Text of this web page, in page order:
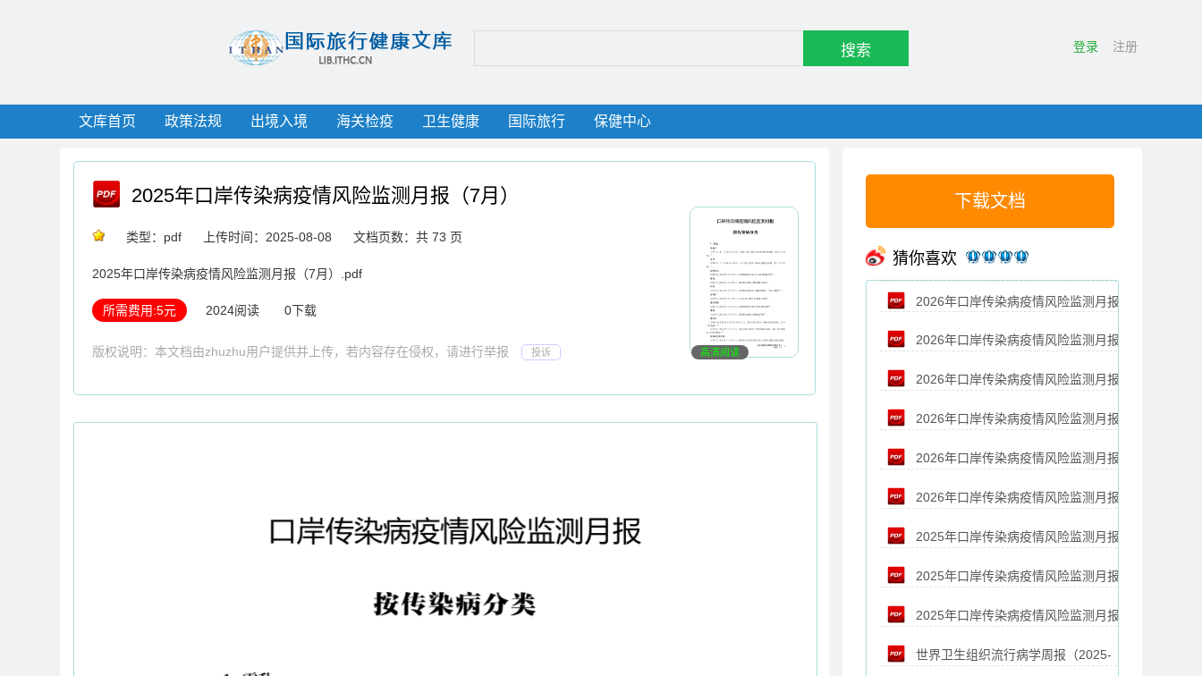
搜索 登录 注册
文库首页 政策法规 出境入境 海关检疫 卫生健康 国际旅行 保健中心
2025年口岸传染病疫情风险监测月报（7月）
类型：pdf 上传时间：2025-08-08 文档页数：共 73 页
2025年口岸传染病疫情风险监测月报（7月）.pdf
所需费用:5元 2024阅读 0下载
版权说明：本文档由zhuzhu用户提供并上传，若内容存在侵权，请进行举报 投诉 高清阅读
下载文档
猜你喜欢
2026年口岸传染病疫情风险监测月报
（6月）2026年口岸传染病疫情风险监测月报
（5月）2026年口岸传染病疫情风险监测月报
（4月）2026年口岸传染病疫情风险监测月报
（3月）2026年口岸传染病疫情风险监测月报
（2月）2026年口岸传染病疫情风险监测月报
（1月）2025年口岸传染病疫情风险监测月报
（12月）2025年口岸传染病疫情风险监测月报
（11月）2025年口岸传染病疫情风险监测月报
（10月）世界卫生组织流行病学周报（2025-